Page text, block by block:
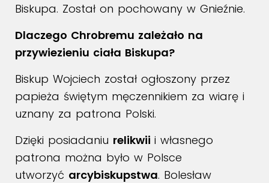
Biskupa. Został on pochowany w Gnieźnie.
Dlaczego Chrobremu zależało na
przywiezieniu ciała Biskupa?
Biskup Wojciech został ogłoszony przez
papieża świętym męczennikiem za wiarę i
uznany za patrona Polski.
Dzięki posiadaniu relikwii i własnego
patrona można było w Polsce
utworzyć arcybiskupstwa. Bolesław